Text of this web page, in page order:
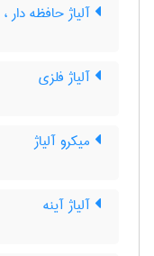
آلیاژ حافظه دار
آلیاژ فلزی
میکرو آلیاژ
آلیاژ آینه